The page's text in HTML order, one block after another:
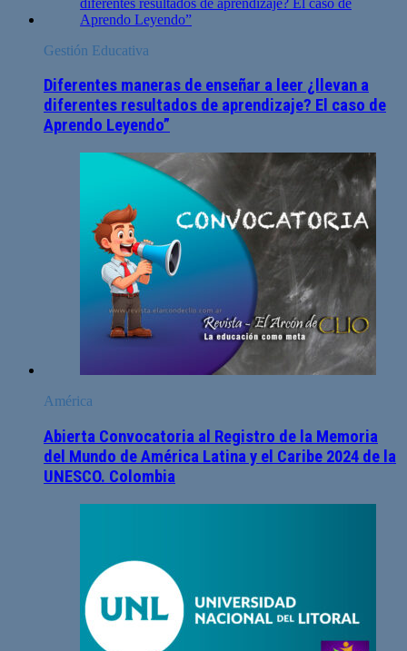
Gestión Educativa
Diferentes maneras de enseñar a leer ¿llevan a
diferentes resultados de aprendizaje? El caso de
Aprendo Leyendo”
América
Abierta Convocatoria al Registro de la Memoria
del Mundo de América Latina y el Caribe 2024 de la
UNESCO. Colombia